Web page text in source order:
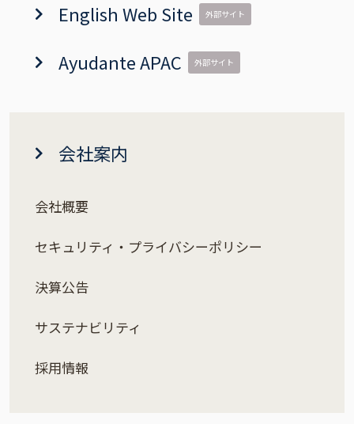
English Web Site 外部サイト
Ayudante APAC 外部サイト
会社案内
会社概要
セキュリティ・プライバシーポリシー
決算公告
サステナビリティ
採用情報